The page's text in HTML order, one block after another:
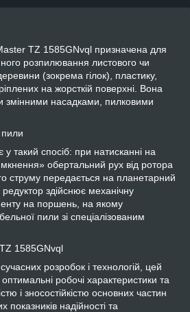
TZ 1585GNvql призначена для
розпилювання листового чи
(зокрема гілок), пластику,
на жорсткій поверхні. Вона
змінними насадками, пилковими
такий спосіб: при натисканні на
обертальний рух від ротора
струму передається на планетарний
редуктор здійснює механічну
на поршень, на якому
пили зі спеціалізованим
1585GNvql
розробок і технологій, цей
робочі характеристики та
і зносостійкістю основних частин
показників надійності та